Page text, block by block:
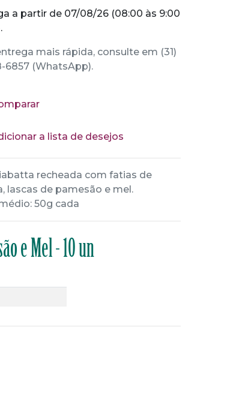
a partir de 07/08/26 (08:00 às 9:00
mais rápida, consulte em (31)
6857 (WhatsApp).
a lista de desejos
recheada com fatias de
lascas de pamesão e mel.
50g cada
e Mel - 10 un